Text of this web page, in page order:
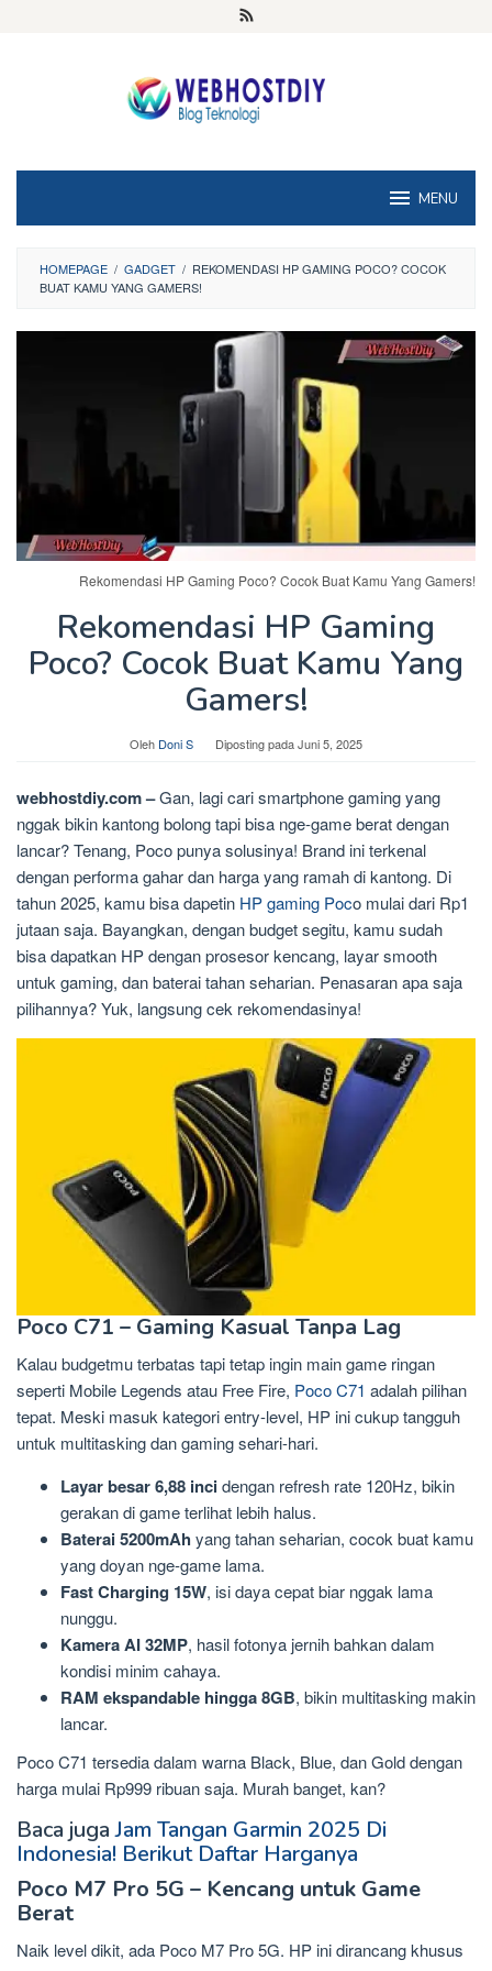
MENU
HOMEPAGE / GADGET / REKOMENDASI HP GAMING POCO? COCOK
BUAT KAMU YANG GAMERS!
Rekomendasi HP Gaming Poco? Cocok Buat Kamu Yang Gamers!
Rekomendasi HP Gaming
Poco? Cocok Buat Kamu Yang
Gamers!
Oleh Doni S Diposting padaJuni 5, 2025
webhostdiy.com –Gan, lagi cari smartphone gaming yang
nggak bikin kantong bolong tapi bisa nge-game berat dengan
lancar? Tenang, Poco punya solusinya! Brand ini terkenal
dengan performa gahar dan harga yang ramah di kantong. Di
tahun 2025, kamu bisa dapetin HP gaming Poco mulai dari Rp1
jutaan saja. Bayangkan, dengan budget segitu, kamu sudah
bisa dapatkan HP dengan prosesor kencang, layar smooth
untuk gaming, dan baterai tahan seharian. Penasaran apa saja
pilihannya? Yuk, langsung cek rekomendasinya!
Poco C71 – Gaming Kasual Tanpa Lag
Kalau budgetmu terbatas tapi tetap ingin main game ringan
seperti Mobile Legends atau Free Fire, Poco C71 adalah pilihan
tepat. Meski masuk kategori entry-level, HP ini cukup tangguh
untuk multitasking dan gaming sehari-hari.
Layar besar 6,88 incidengan refresh rate 120Hz, bikin
gerakan di game terlihat lebih halus.
Baterai 5200mAh yang tahan seharian, cocok buat kamu
yang doyan nge-game lama.
Fast Charging 15W, isi daya cepat biar nggak lama
nunggu.
Kamera AI 32MP, hasil fotonya jernih bahkan dalam
kondisi minim cahaya.
RAM ekspandable hingga 8GB, bikin multitasking makin
lancar.
Poco C71 tersedia dalam warna Black, Blue, dan Gold dengan
harga mulai Rp999 ribuan saja. Murah banget, kan?
Baca jugaJam Tangan Garmin 2025 Di
Indonesia! Berikut Daftar Harganya
Poco M7 Pro 5G – Kencang untuk Game
Berat
Naik level dikit, ada Poco M7 Pro 5G. HP ini dirancang khusus